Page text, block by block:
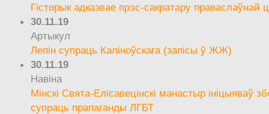
Гісторык адказвае прэс-сакратару праваслаўнай
30.11.19
Артыкул
Лепін супраць Каліноўскага (запісы ў ЖЖ)
30.11.19
Навіна
Мінскі Свята-Елісавецінскі манастыр ініцыяваў
супраць прапаганды ЛГБТ